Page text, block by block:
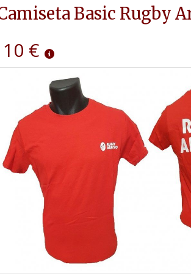
Basic Rugby
10 €